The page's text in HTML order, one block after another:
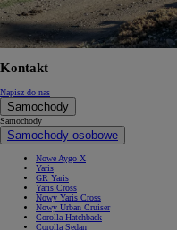
Kontakt
Napisz do nas
Samochody
Samochody
Samochody osobowe
Nowe Aygo X
Yaris
GR Yaris
Yaris Cross
Nowy Yaris Cross
Nowy Urban Cruiser
Corolla Hatchback
Corolla Sedan